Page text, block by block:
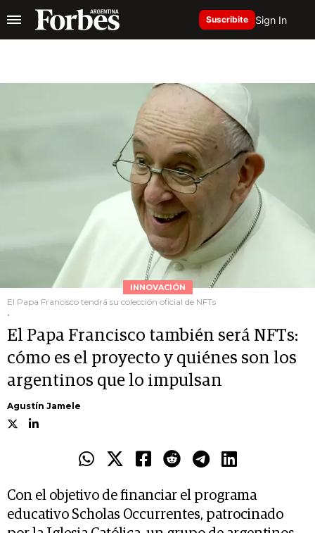
Suscribite Sign In
INNOVACIÓN
El Papa Francisco tendrá su colección oficial de NFTs
.
El Papa Francisco también será NFTs:
cómo es el proyecto y quiénes son los
argentinos que lo impulsan
Agustín Jamele
Con el objetivo de financiar el programa
educativo Scholas Occurrentes, patrocinado